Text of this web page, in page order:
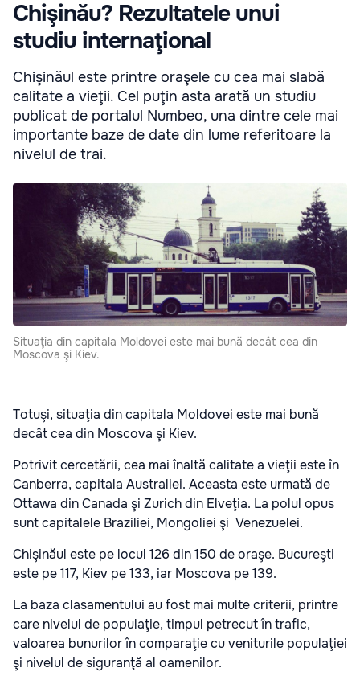
Chişinău? Rezultatele unui
studiu internaţional
Chişinăul este printre oraşele cu cea mai slabă
calitate a vieţii. Cel puţin asta arată un studiu
publicat de portalul Numbeo, una dintre cele mai
importante baze de date din lume referitoare la
nivelul de trai.
Situaţia din capitala Moldovei este mai bună decât cea din
Moscova şi Kiev.
Totuşi, situaţia din capitala Moldovei este mai bună
decât cea din Moscova şi Kiev.
Potrivit cercetării, cea mai înaltă calitate a vieţii este în
Canberra, capitala Australiei. Aceasta este urmată de
Ottawa din Canada şi Zurich din Elveţia. La polul opus
sunt capitalele Braziliei, Mongoliei şi Venezuelei.
Chişinăul este pe locul 126 din 150 de oraşe. Bucureşti
este pe 117, Kiev pe 133, iar Moscova pe 139.
La baza clasamentului au fost mai multe criterii, printre
care nivelul de populaţie, timpul petrecut în trafic,
valoarea bunurilor în comparaţie cu veniturile populaţiei
şi nivelul de siguranţă al oamenilor.